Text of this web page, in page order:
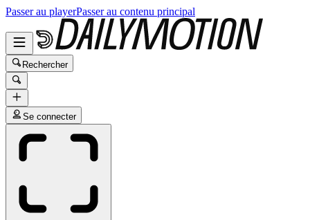
Passer au playerPasser au contenu principal
Rechercher
Se connecter